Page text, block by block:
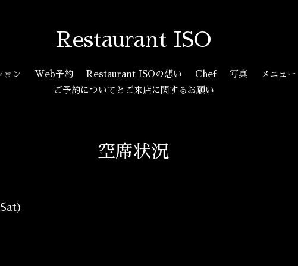
Restaurant ISO
ョン Web予約 Restaurant ISOの想い Chef 写真 メニュー
ご予約についてとご来店に関するお願い
空席状況